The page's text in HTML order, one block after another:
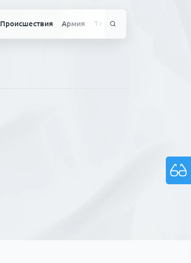
Происшествия Армия Технологии